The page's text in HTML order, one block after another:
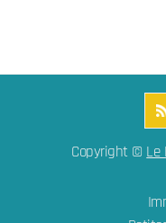
Copyright © Le